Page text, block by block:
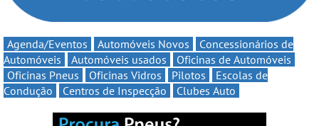
Agenda/Eventos Automóveis Novos
Concessionários de
Automóveis
Automóveis usados
Oficinas de Automóveis
Oficinas Pneus
Oficinas Vidros Pilotos
Escolas de
Condução
Centros de Inspecção Clubes Auto